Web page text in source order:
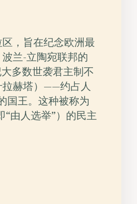
，旨在纪念欧洲最
兰-立陶宛联邦的
多数世袭君主制不
拉赫塔）——约占人
国王。这种被称为
由人选举”）的民主